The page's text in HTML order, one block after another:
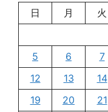
日
月 火
5
6 7
12
13 14
19
20 21